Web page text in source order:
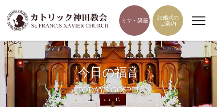
ミサ・講座
結婚式の
ご案内
今日の福音
TODAY'S GOSPEL